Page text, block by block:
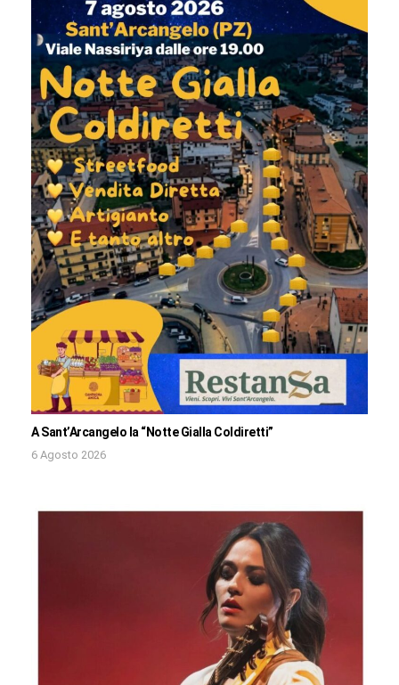
A Sant’Arcangelo la “Notte Gialla Coldiretti”
6 Agosto 2026